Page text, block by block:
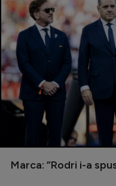
Marca: ”Rodri i-a